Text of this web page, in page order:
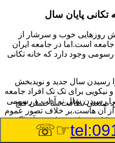
تکانی پایان سال
روزهایی خوب و سرشار از
جامعه است.اما در جامعه ایران
وجود دارد که خانه تکانی
رسیدن سال جدید و نویدبخش
برای تک تک افراد جامعه
رسیدن سال نو آداب و رسومی
از آن هاست.بر خلاف تصور عموم
کلی منزل به نظر می آید اگر
دهیم باید به برخی از نکات توجه
صنعتی نظافت ساختمان فتح-
☞☏